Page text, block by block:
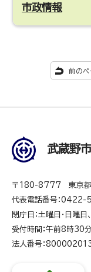
市政情報
前のペ
武蔵野
〒180-8777 東京都
代表電話番号：0422-
閉庁日：土曜日・日曜
受付時間：午前8時30
法人番号：